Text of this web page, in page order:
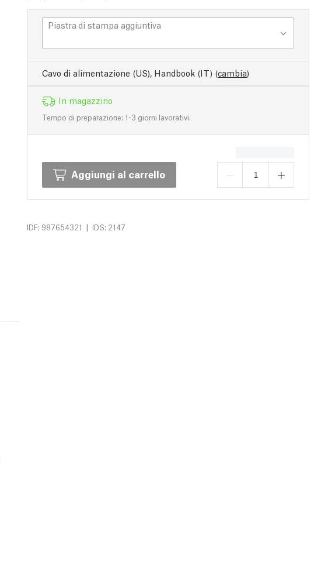
Piastra di stampa aggiuntiva
Cavo di alimentazione (US), Handbook (IT) (cambia)
In magazzino
Tempo di preparazione: 1-3 giorni lavorativi.
Aggiungi al carrello
IDF: 987654321 | IDS: 2147